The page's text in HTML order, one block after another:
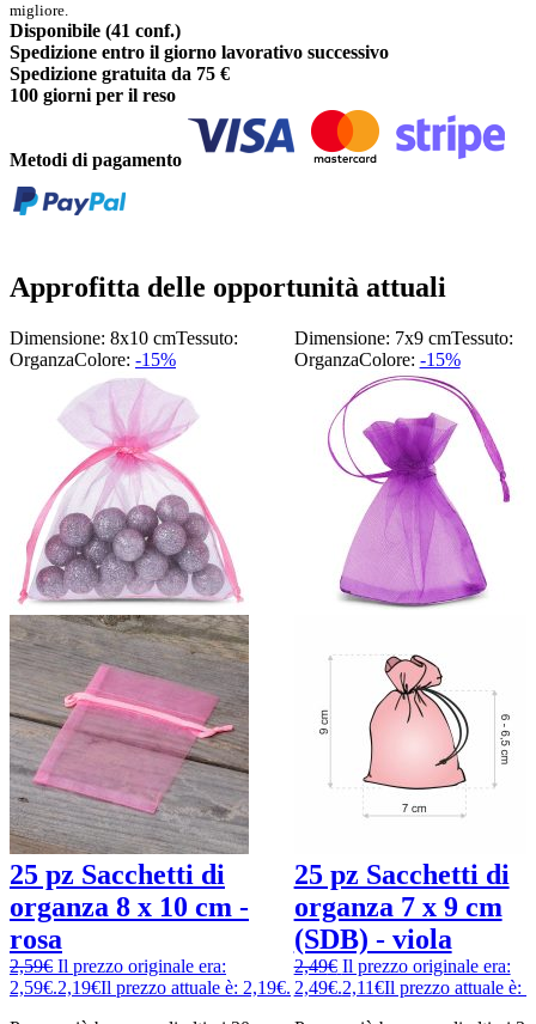
migliore.
Disponibile (41 conf.)
Spedizione entro il giorno lavorativo successivo
Spedizione gratuita da 75 €
100 giorni per il reso
Metodi di pagamento
Approfitta delle opportunità attuali
Dimensione: 8x10 cmTessuto:
OrganzaColore: -15%
25 pz Sacchetti di
organza 8 x 10 cm -
rosa
2,59€ Il prezzo originale era:
2,59€.2,19€Il prezzo attuale è: 2,19€.
Dimensione: 7x9 cmTessuto:
OrganzaColore: -15%
25 pz Sacchetti di
organza 7 x 9 cm
(SDB) - viola
2,49€ Il prezzo originale era:
2,49€.2,11€Il prezzo attuale è: